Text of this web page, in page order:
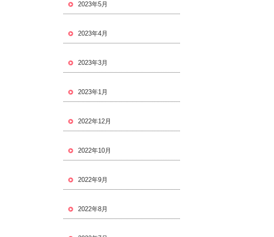
2023年5月
2023年4月
2023年3月
2023年1月
2022年12月
2022年10月
2022年9月
2022年8月